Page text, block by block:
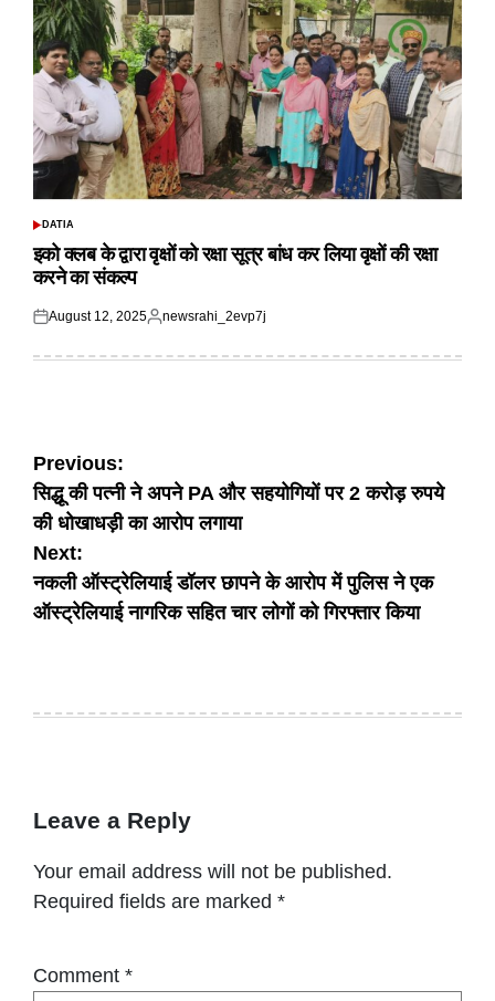
POSTED
DATIA
इको क्लब के द्वारा वृक्षों को रक्षा सूत्र बांध कर लिया वृक्षों की रक्षा
करने का संकल्प
Posted
August 12, 2025
Posted
newsrahi_2evp7j
Post
navigation
Previous:
सिद्धू की पत्नी ने अपने PA और सहयोगियों पर 2 करोड़ रुपये
की धोखाधड़ी का आरोप लगाया
Next:
नकली ऑस्ट्रेलियाई डॉलर छापने के आरोप में पुलिस ने एक
ऑस्ट्रेलियाई नागरिक सहित चार लोगों को गिरफ्तार किया
Leave a Reply
Your email address will not be published.
Required fields are marked *
Comment *